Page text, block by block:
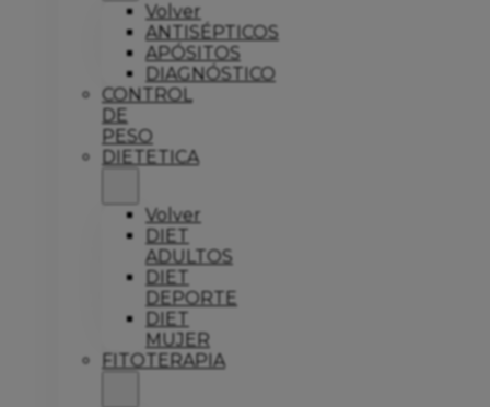
Volver
ANTISÉPTICOS
APÓSITOS
DIAGNÓSTICO
CONTROL
DE
PESO
DIETETICA
Volver
DIET
ADULTOS
DIET
DEPORTE
DIET
MUJER
FITOTERAPIA